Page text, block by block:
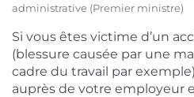
administrative (Premier ministre)
Si vous êtes victime d’un
(blessure causée par une
cadre du travail par
auprès de votre employeur